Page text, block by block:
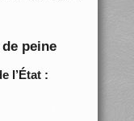
peine
l’État :